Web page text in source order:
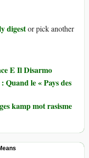
digestor pick another
E Il Disarmo
le « Pays des
kamp mot rasisme